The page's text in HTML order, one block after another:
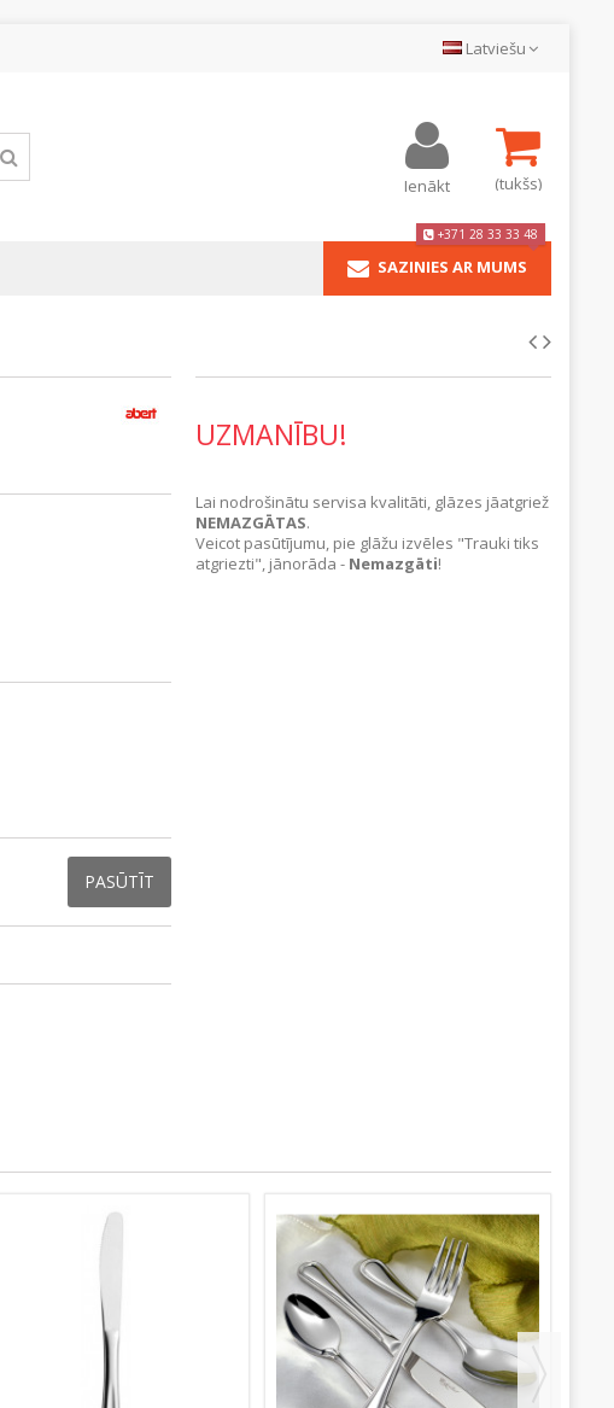
Latviešu
(tukšs)
Ienākt
SAZINIES AR MUMS
+371 28 33 33 48
PASŪTĪT
UZMANĪBU!
Lai nodrošinātu servisa kvalitāti, glāzes jāatgriež
NEMAZGĀTAS.
Veicot pasūtījumu, pie glāžu izvēles "Trauki tiks
atgriezti", jānorāda - Nemazgāti!